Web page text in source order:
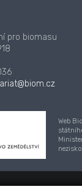
pro biomasu
Web